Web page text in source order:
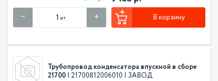
шт В корзину
Трубопровод конденсатора впускной в сборе
21700 | 21700812006010 | ЗАВОД